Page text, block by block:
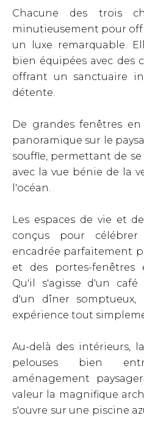
Chacune des trois
minutieusement pour
un luxe remarquable.
bien équipées avec des
offrant un sanctuaire
détente.
De grandes fenêtres
panoramique sur le
souffle, permettant de
avec la vue bénie de la
l'océan.
Les espaces de vie et
conçus pour
encadrée parfaitement
et des portes-fenêtres
Qu'il s'agisse d'un
d'un dîner
expérience tout
Au-delà des intérieurs,
pelouses bien
aménagement
valeur la magnifique
s'ouvre sur une piscine